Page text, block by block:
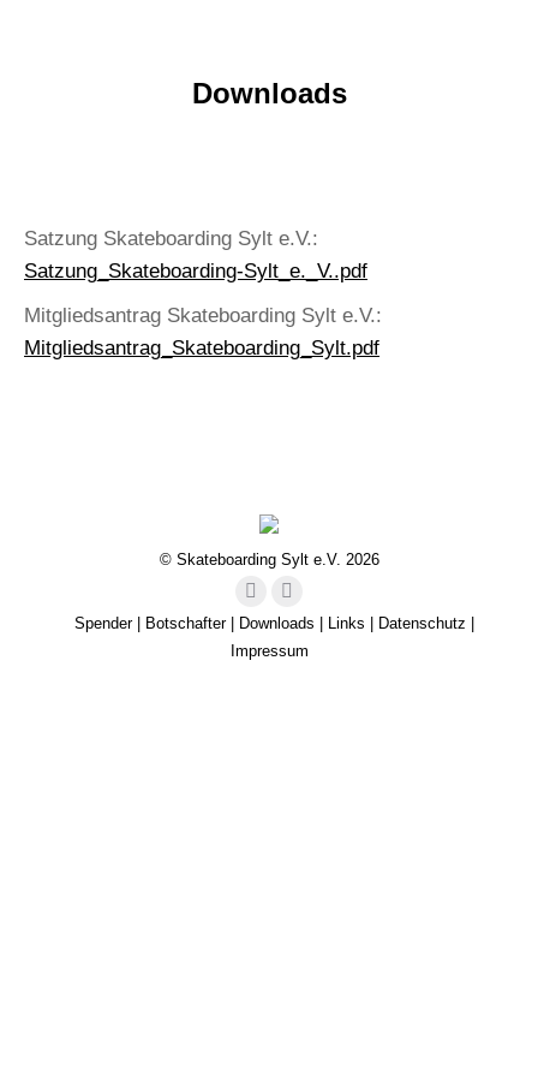
Downloads
Satzung Skateboarding Sylt e.V.:
Satzung_Skateboarding-Sylt_e._V..pdf
Mitgliedsantrag Skateboarding Sylt e.V.:
Mitgliedsantrag_Skateboarding_Sylt.pdf
© Skateboarding Sylt e.V. 2026
Spender| Botschafter| Downloads Links Datenschutz
Impressum